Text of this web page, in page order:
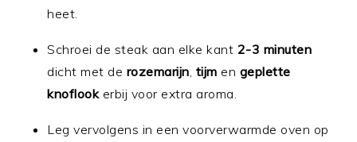
heet.
Schroei de steak aan elke kant 2-3 minuten
dicht met de rozemarijn tijm en geplette
knoflookerbij voor extra aroma.
Leg vervolgens in een voorverwarmde oven op